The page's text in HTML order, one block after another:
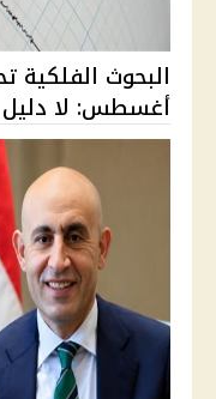
أغسطس: لا